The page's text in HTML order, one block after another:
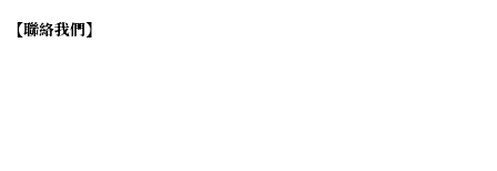
【聯絡我們】